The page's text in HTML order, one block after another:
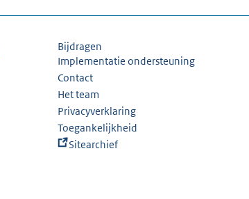
Bijdragen
Implementatie ondersteuning
Contact
Het team
Privacyverklaring
Toegankelijkheid
Sitearchief